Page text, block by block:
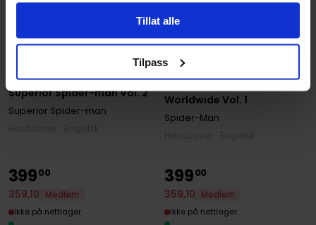
Tillat alle
Tilpass
Superior Spider-man Vol. 2
Dan Slott,Giuseppe Camuncoli ,Humberto Ramos
Superior Spider-man
Amazing Spider-Man:
Worldwide Vol. 1
Christos Gage
Spider-Man
39900
359,10
Medlem
Ikke på nettlager
39900
359,10
Medlem
Ikke på nettlager